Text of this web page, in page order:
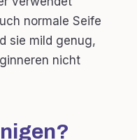
normale Seife
sie mild genug,
nicht